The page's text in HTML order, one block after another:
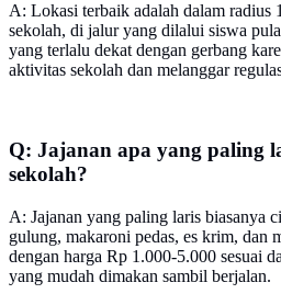
A: Lokasi terbaik adalah dalam radius
sekolah, di jalur yang dilalui siswa
yang terlalu dekat dengan gerbang
aktivitas sekolah dan melanggar
Q: Jajanan apa yang paling
sekolah?
A: Jajanan yang paling laris biasanya
gulung, makaroni pedas, es krim, dan
dengan harga Rp 1.000-5.000 sesuai
yang mudah dimakan sambil berjalan.